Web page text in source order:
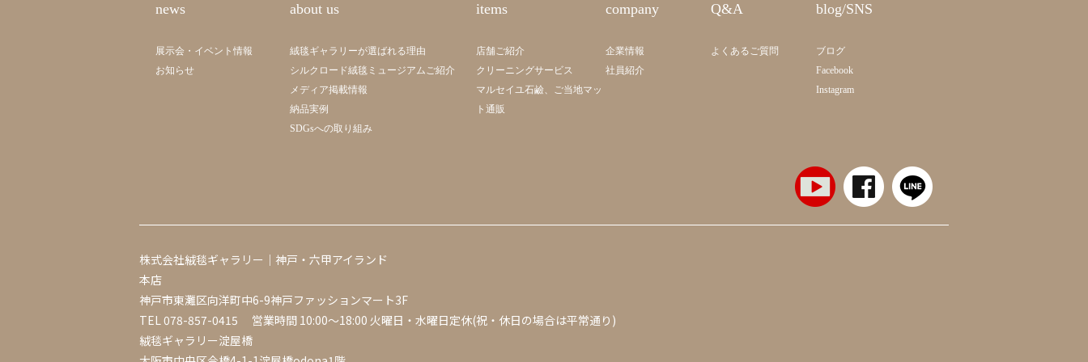
news
展示会・イベント情報
お知らせ
about us
絨毯ギャラリーが選ばれる理由
シルクロード絨毯ミュージアムご紹介
メディア掲載情報
納品実例
SDGsへの取り組み
items
店舗ご紹介
クリーニングサービス
マルセイユ石鹼、ご当地マッ
ト通販
company
企業情報
社員紹介
Q&A
よくあるご質問
blog/SNS
ブログ
Facebook
Instagram
株式会社絨毯ギャラリー｜神戸・六甲アイランド
本店
神戸市東灘区向洋町中6-9神戸ファッションマート3F
TEL078-857-0415 営業時間 10:00～18:00 火曜日・水曜日定休(祝・休日の場合は平常通り)
絨毯ギャラリー淀屋橋